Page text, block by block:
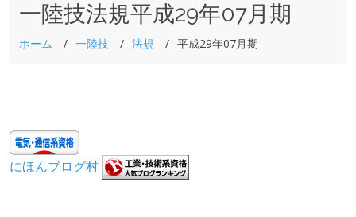
一陸技法規平成29年07月期
ホーム 一陸技 法規 平成29年07月期
にほんブログ村